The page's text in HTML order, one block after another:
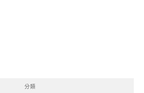
分類